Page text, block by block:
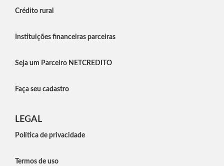
Crédito rural
Instituições financeiras parceiras
Seja um Parceiro NETCREDITO
Faça seu cadastro
LEGAL
Política de privacidade
Termos de uso